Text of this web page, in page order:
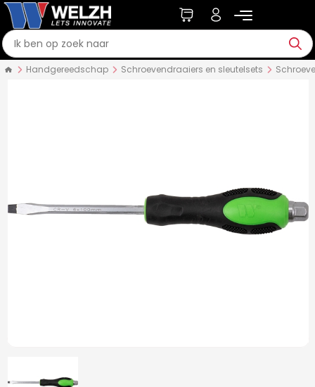
Handgereedschap Schroevendraaiers en sleutelsets